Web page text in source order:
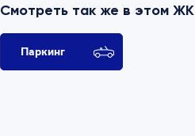
Смотреть так же в этом ЖК
Паркинг